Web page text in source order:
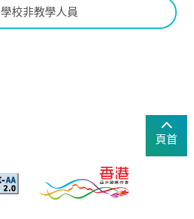
學校非教學人員
頁首